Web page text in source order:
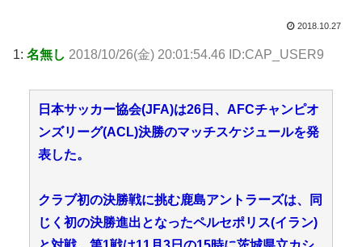
2018.10.27
1: 名無し 2018/10/26(金) 20:01:54.46 ID:CAP_USER9
日本サッカー協会(JFA)は26日、AFCチャンピオ
ンズリーグ(ACL)決勝のマッチスケジュールを発
表した。
クラブ初の決勝戦に挑む鹿島アントラーズは、同
じく初の決勝進出となったペルセポリス(イラン)